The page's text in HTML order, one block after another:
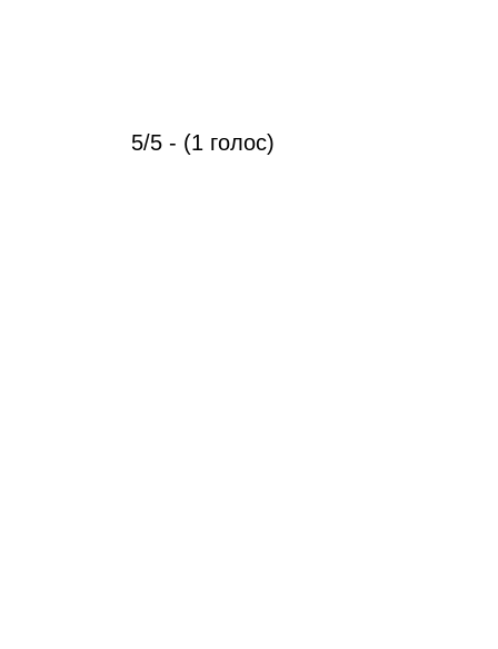
5/5 - (1 голос)